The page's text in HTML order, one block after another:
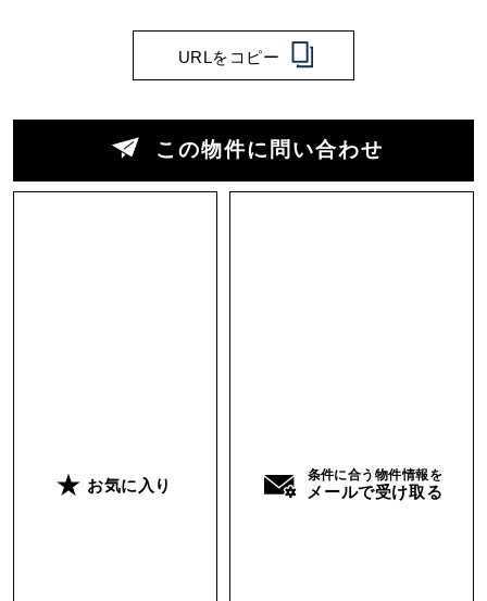
URLをコピー
この物件に問い合わせ
お気に入り
条件に合う物件情報を
メールで受け取る